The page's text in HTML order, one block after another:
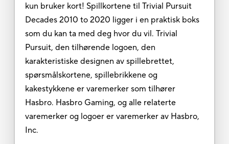
kun bruker kort! Spillkortene til Trivial Pursuit
Decades 2010 to 2020 ligger i en praktisk boks
som du kan ta med deg hvor du vil. Trivial
Pursuit, den tilhørende logoen, den
karakteristiske designen av spillebrettet,
spørsmålskortene, spillebrikkene og
kakestykkene er varemerker som tilhører
Hasbro. Hasbro Gaming, og alle relaterte
varemerker og logoer er varemerker av Hasbro,
Inc.